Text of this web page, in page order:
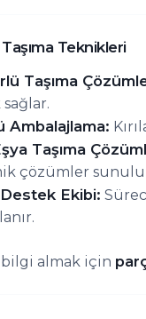
Teknikleri
Taşıma
sağlar.
Ambalajlama:
Taşıma
çözümler
Ekibi:
bilgi almak için